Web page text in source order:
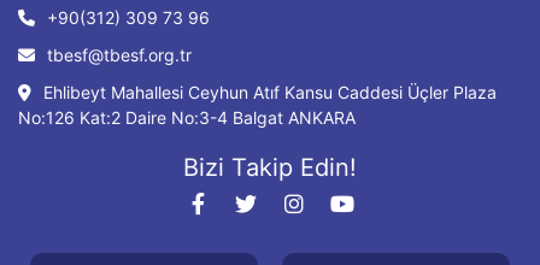
+90(312) 309 73 96
tbesf@tbesf.org.tr
Ehlibeyt Mahallesi Ceyhun Atıf Kansu Caddesi Üçler Plaza
No:126 Kat:2 Daire No:3-4 Balgat ANKARA
Bizi Takip Edin!